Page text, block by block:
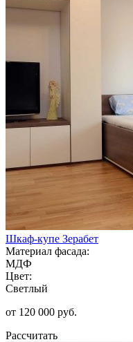
Шкаф-купе Зерабет
Материал фасада:
МДФ
Цвет:
Светлый
от 120 000 руб.
Рассчитать